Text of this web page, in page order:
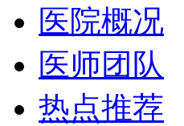
医院概况
医师团队
热点推荐